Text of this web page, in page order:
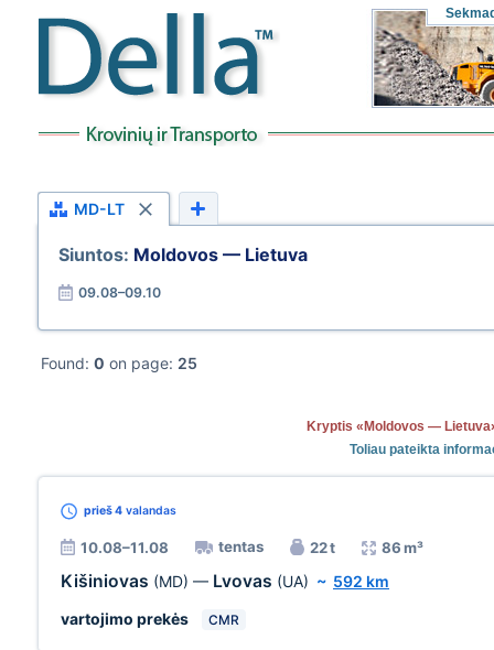
MD-LT
Siuntos: Moldovos — Lietuva
09.08–09.10
Found: 0 on page: 25
Kryptis «Moldovos —
Toliau pateikta
prieš 4 valandas
10.08–11.08 tentas 22 t 86 m³
Kišiniovas (MD) — Lvovas (UA) ~ 592 km
vartojimo prekės
CMR